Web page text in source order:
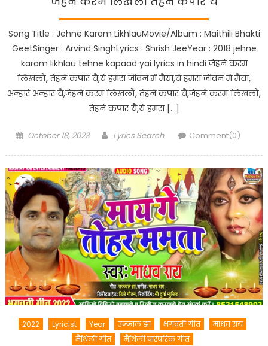
Song Title : Jehne Karam LikhlauMovie/Album : Maithili Bhakti
GeetSinger : Arvind SinghLyrics : Shrish JeeYear : 2018 jehne
karam likhlau tehne kapaad yai lyrics in hindi जेहने करम
लिखलौं, तेहने कपार यै,ये हमरा जीवन में मैया,ये हमरा जीवन में मैया,
अन्हारे अन्हार यै,जेहने करम लिखलौं, तेहने कपार यै,जेहने करम लिखलौं,
तेहने कपार यै,ये हमरा […]
Posted
October 18, 2023 Author
Lyrics Search Comment(0)
2022 Lyricist Year उज्ज्वल झा भगवती गीत
माधव राय
मैथिली गीत
मैथिली पारंपरिक गीत